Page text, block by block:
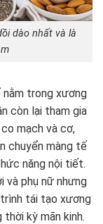
dào nhất và là
nằm trong xương
còn lại tham gia
mạch và cơ,
chuyển màng tế
năng nội tiết.
và phụ nữ nhưng
tái tạo xương
kỳ mãn kinh.